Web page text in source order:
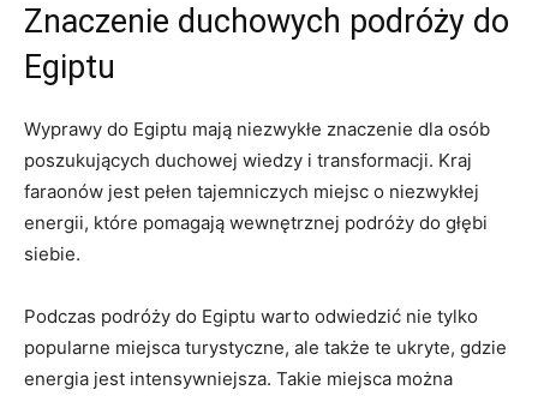
Znaczenie⁤ duchowych podróży ⁤do
Egiptu
Wyprawy do Egiptu mają niezwykłe⁢ znaczenie dla⁤ osób
poszukujących duchowej wiedzy i ⁤transformacji. Kraj​
faraonów jest‌ pełen ‍tajemniczych ⁤miejsc o niezwykłej
energii,⁢ które⁤ pomagają wewnętrznej podróży ‌do głębi
siebie.
Podczas podróży do‍ Egiptu warto odwiedzić nie tylko⁤
popularne⁢ miejsca turystyczne, ale także​ te ‌ukryte, gdzie
energia jest ⁢intensywniejsza. Takie miejsca ​można